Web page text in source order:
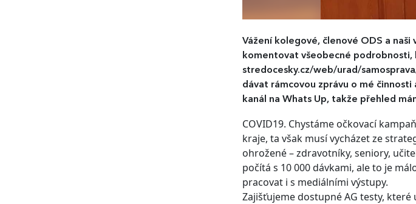
Vážení kolegové, členové ODS a
komentovat všeobecné
stredocesky.cz/web/urad/
dávat rámcovou zprávu o mé
kanál na Whats Up, takže přehled
COVID19. Chystáme očkovací
kraje, ta však musí vycházet ze
ohrožené – zdravotníky, seniory,
počítá s 10 000 dávkami, ale to je
pracovat i s mediálními výstupy.
Zajišťujeme dostupné AG testy, které